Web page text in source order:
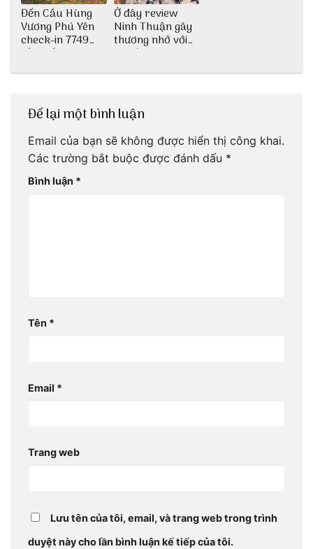
Đến Cầu Hùng
Vương Phú Yên
check-in 7749
tấm sống ảo
Ở đây review
Ninh Thuận gây
thương nhớ với
nét đẹp thiên
Để lại một bình luận
Email của bạn sẽ không được hiển thị công khai.
Các trường bắt buộc được đánh dấu *
Bình luận *
Tên *
Email *
Trang web
Lưu tên của tôi, email, và trang web trong trình
duyệt này cho lần bình luận kế tiếp của tôi.